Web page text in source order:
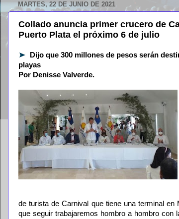
MARTES, 22 DE JUNIO DE 2021
Collado anuncia primer crucero de
Puerto Plata el próximo 6 de julio
Dijo que 300 millones de pesos serán
playas
Por Denisse Valverde.
de turista de Carnival que tiene una terminal en
que seguir trabajaremos hombro a hombro con